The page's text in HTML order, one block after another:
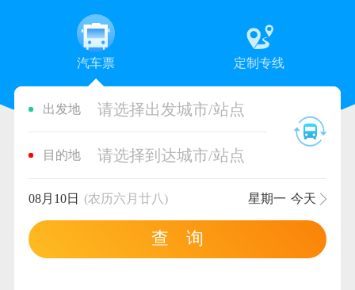
汽车票 定制专线
出发地 请选择出发城市/站点
目的地 请选择到达城市/站点
08月10日 (农历六月廿八) 星期一 今天
查 询